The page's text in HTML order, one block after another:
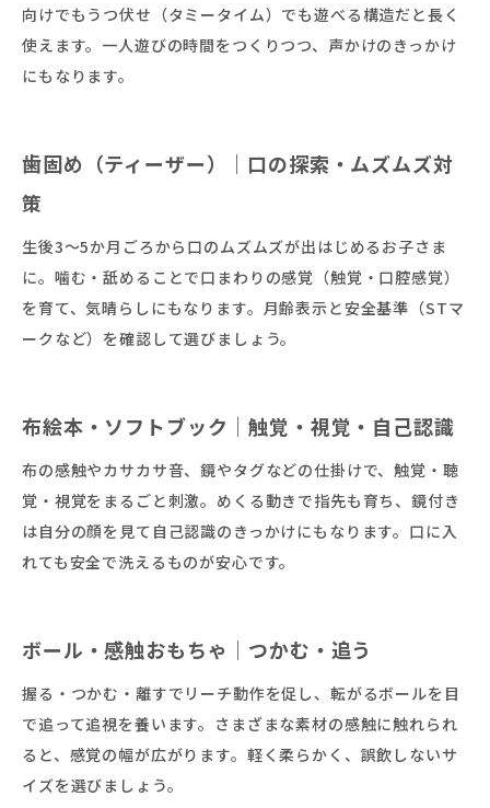
向けでもうつ伏せ（タミータイム）でも遊べる構造だと長く
使えます。一人遊びの時間をつくりつつ、声かけのきっかけ
にもなります。
歯固め（ティーザー）｜口の探索・ムズムズ対
策
生後3〜5か月ごろから口のムズムズが出はじめるお子さま
に。噛む・舐めることで口まわりの感覚（触覚・口腔感覚）
を育て、気晴らしにもなります。月齢表示と安全基準（STマ
ークなど）を確認して選びましょう。
布絵本・ソフトブック｜触覚・視覚・自己認識
布の感触やカサカサ音、鏡やタグなどの仕掛けで、触覚・聴
覚・視覚をまるごと刺激。めくる動きで指先も育ち、鏡付き
は自分の顔を見て自己認識のきっかけにもなります。口に入
れても安全で洗えるものが安心です。
ボール・感触おもちゃ｜つかむ・追う
握る・つかむ・離すでリーチ動作を促し、転がるボールを目
で追って追視を養います。さまざまな素材の感触に触れられ
ると、感覚の幅が広がります。軽く柔らかく、誤飲しないサ
イズを選びましょう。